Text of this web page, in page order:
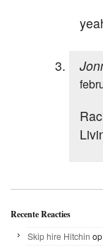
Recente Reacties
Skip hire Hitchin op